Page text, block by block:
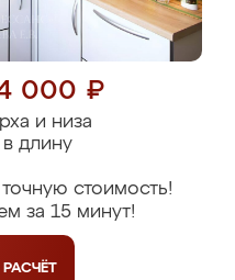
000 ₽
и низа
в длину
стоимость!
за 15 минут!
РАСЧЁТ